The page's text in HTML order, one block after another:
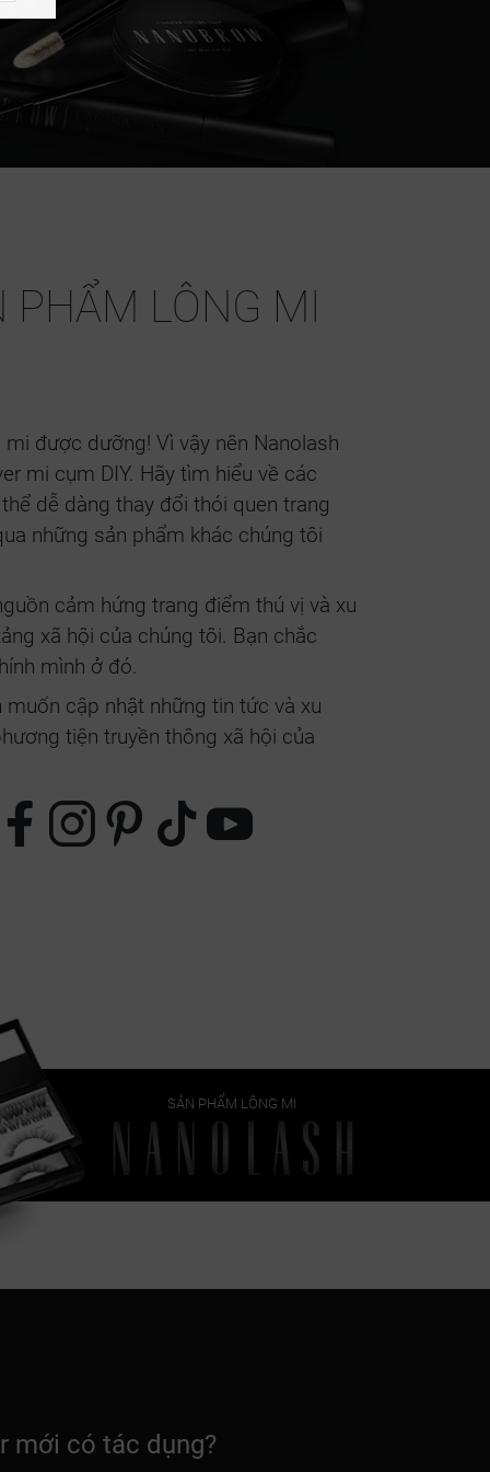
PHẨM LÔNG MI
được dưỡng! Vì vậy nên Nanolash
mi cụm DIY. Hãy tìm hiểu về các
dễ dàng thay đổi thói quen trang
những sản phẩm khác chúng tôi
cảm hứng trang điểm thú vị và xu
xã hội của chúng tôi. Bạn chắc
mình ở đó.
cập nhật những tin tức và xu
tiện truyền thông xã hội của
SẢN PHẨM LÔNG MI
mới có tác dụng?